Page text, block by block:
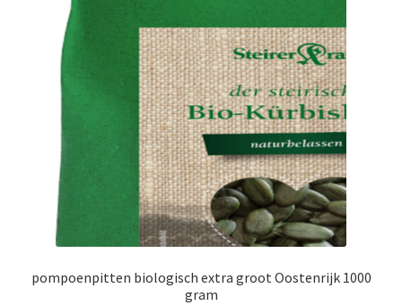
Op een rij
Parasieten
Prostaat
Over ons
Contact
In de media
pompoenpitten biologisch extra groot Oostenrijk 1000
gram